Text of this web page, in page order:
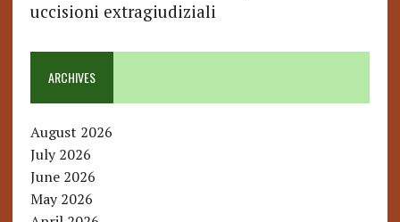
uccisioni extragiudiziali
ARCHIVES
August 2026
July 2026
June 2026
May 2026